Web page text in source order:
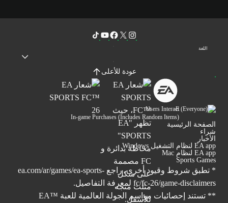
اللغة
عودة للأعلى
Users Interact
In-game Purchases (Includes Random Items)
الصفحة الرئيسية
شراء
الأخبار
EA app لنظام التشغيل Windows
EA app لنظام Mac
Sports Games
* تطبق شروط وقيود أخرى. راجع ea.com/ar/games/ea-sports-
fc/fc-26/game-disclaimers لمعرفة التفاصيل.
** تستند إحصائيات مواسم الجولة العالمية للعبة ™EA